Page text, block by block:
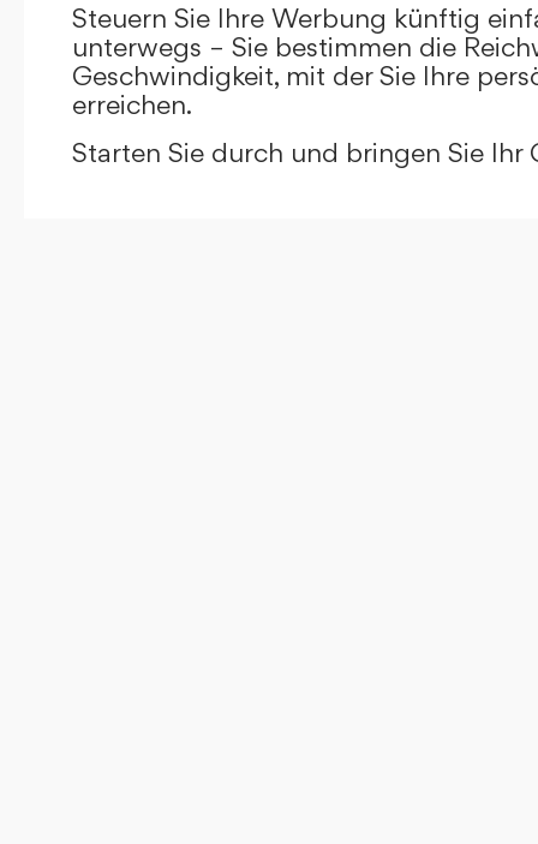
Steuern Sie Ihre Werbung künftig
unterwegs – Sie bestimmen die
Geschwindigkeit, mit der Sie Ihre
erreichen.
Starten Sie durch und bringen Sie Ihr